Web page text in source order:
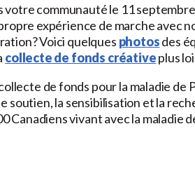
votre communauté le 11
expérience de marche avec
Voici quelques photosdes
collecte de fonds créativeplus
de fonds pour la maladie de
soutien, la sensibilisation et la
Canadiens vivant avec la maladie